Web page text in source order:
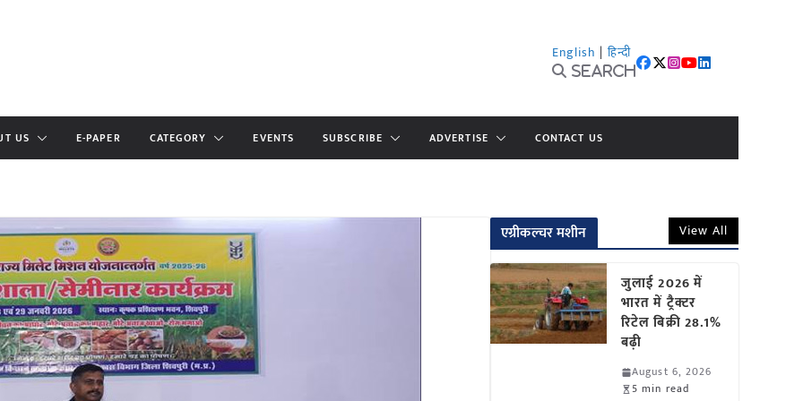
English | हिन्दी
Search
US E-PAPER CATEGORY EVENTS SUBSCRIBE ADVERTISE CONTACT US
एग्रीकल्चर मशीन View All
जुलाई 2026 में
भारत में ट्रैक्टर
रिटेल बिक्री 28.1%
बढ़ी
August 6, 2026
5 min read